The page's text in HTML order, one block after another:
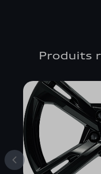
A4 AVANT
A4 BERLINE
A5 AVANT
Produits